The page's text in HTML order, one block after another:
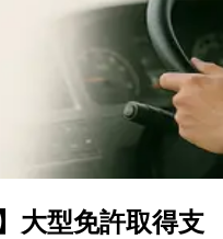
大型免許取得支